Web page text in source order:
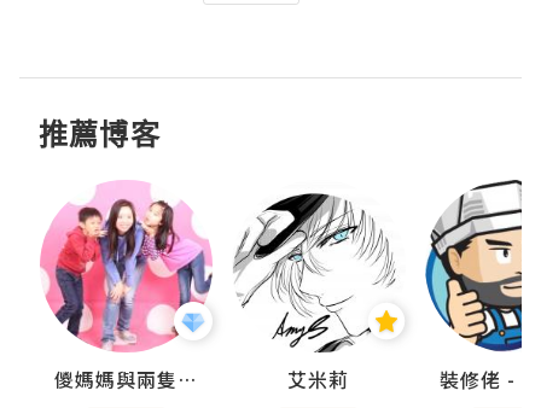
推薦博客
儍媽媽與兩隻小魔怪之家 艾米莉